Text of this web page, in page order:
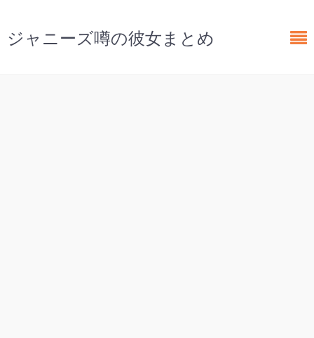
ジャニーズ噂の彼女まとめ